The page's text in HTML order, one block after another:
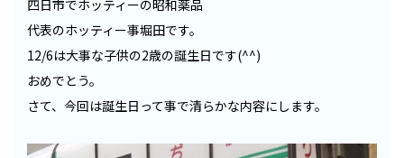
四日市でホッティーの昭和薬品
代表のホッティー事堀田です。
12/6は大事な子供の2歳の誕生日です(^^)
おめでとう。
さて、今回は誕生日って事で清らかな内容にします。